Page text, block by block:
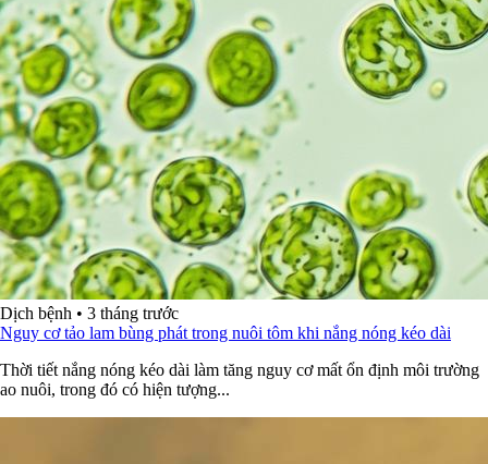
Dịch bệnh • 3 tháng trước
Nguy cơ tảo lam bùng phát trong nuôi tôm khi nắng nóng kéo dài
Thời tiết nắng nóng kéo dài làm tăng nguy cơ mất ổn định môi trường
ao nuôi, trong đó có hiện tượng...